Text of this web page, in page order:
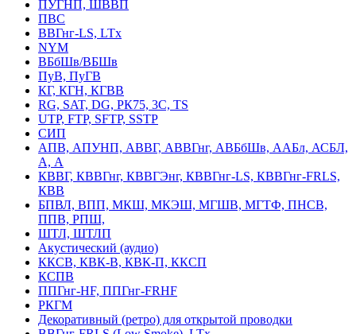
ПУГНП, ШВВП
ПВС
ВВГнг-LS, LTx
NYM
ВБбШв/ВБШв
ПуВ, ПуГВ
КГ, КГН, КГВВ
RG, SAT, DG, РК75, 3С, TS
UTP, FTP, SFTP, SSTP
СИП
АПВ, АПУНП, АВВГ, АВВГнг, АВБбШв, ААБл, АСБЛ,
А, А
КВВГ, КВВГнг, КВВГЭнг, КВВГнг-LS, КВВГнг-FRLS,
КВВ
БПВЛ, ВПП, МКШ, МКЭШ, МГШВ, МГТФ, ПНСВ,
ППВ, РПШ,
ШТЛ, ШТЛП
Акустический (аудио)
ККСВ, КВК-В, КВК-П, ККСП
КСПВ
ППГнг-HF, ППГнг-FRHF
РКГМ
Декоративный (ретро) для открытой проводки